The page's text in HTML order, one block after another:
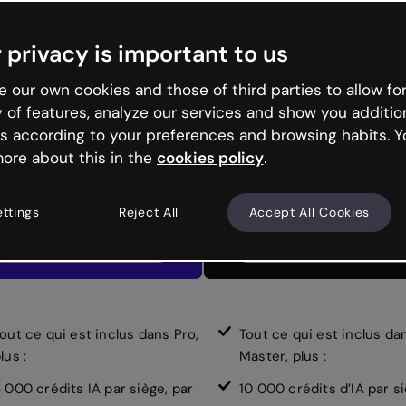
grandir l'équipe grâce à
des fonctions d'analyse et
d'intégration avancées
$25/mois
ce qui est inclus dans Pro,
:
000 crédits IA par siège, par
La solution la plus
50
facturé annuellement
Tout ce qui est inclus
Master, plus :
10 000 crédits d’IA par
privacy is important to us
our own cookies and those of third parties to allow
of features, analyze our services and show you
according to your preferences and browsing habits.
about this in the cookies policy.
Reject All Accept All Cookies